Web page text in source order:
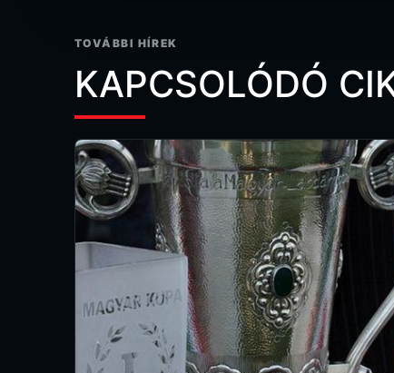
TOVÁBBI HÍREK
KAPCSOLÓDÓ